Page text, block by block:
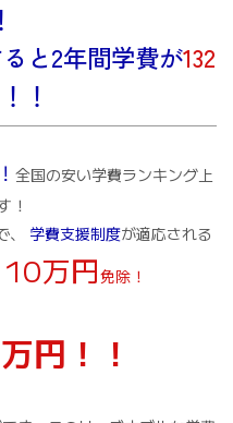
と2年間学費が132
！
全国の安い学費ランキング上
！
、 学費支援制度が適応される
10万円免除！
円！！